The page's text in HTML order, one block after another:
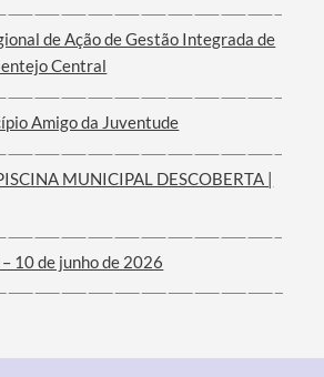
de Ação de Gestão Integrada de
Central
Amigo da Juventude
MUNICIPAL DESCOBERTA |
10 de junho de 2026